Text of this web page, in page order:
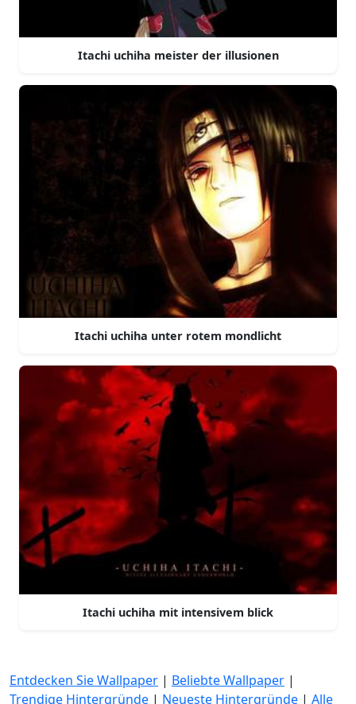
Itachi uchiha meister der illusionen
Itachi uchiha unter rotem mondlicht
Itachi uchiha mit intensivem blick
Entdecken Sie Wallpaper | Beliebte Wallpaper |
Trendige Hintergründe | Neueste Hintergründe | Alle